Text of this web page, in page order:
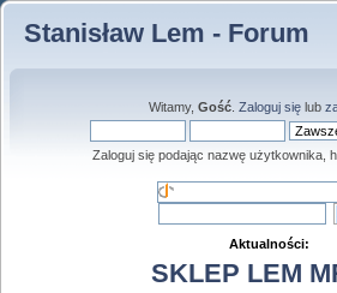
Stanisław Lem - Forum
Witamy, Gość. Zaloguj sięlub
Zaloguj się podając nazwę użytkownika,
Aktualności:
SKLEP LEM